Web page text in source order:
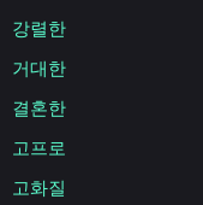
강렬한
거대한
결혼한
고프로
고화질